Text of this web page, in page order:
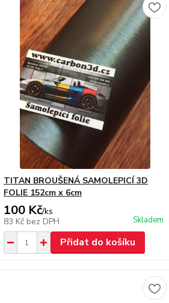
TITAN BROUŠENÁ SAMOLEPICÍ 3D
FOLIE 152cm x 6cm
100 Kč/ks
83 Kč bez DPH Skladem
Přidat do košíku